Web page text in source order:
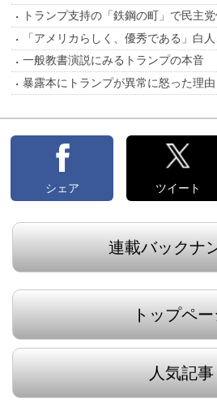
トランプ支持の「鉄鋼の町」で民主
「アメリカらしく、優秀である」白
一般教書演説にみるトランプの本音
暴露本にトランプが異常に怒った理由
シェア ツイート
連載バックナ
トップペ
人気記事